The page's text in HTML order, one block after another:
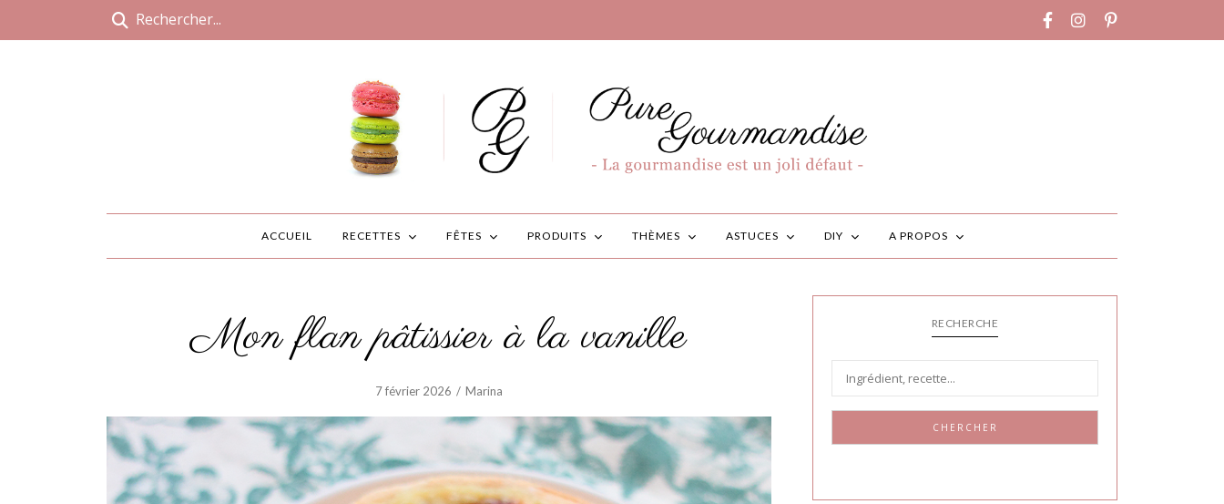
ACCUEIL RECETTES FÊTES PRODUITS THÈMES ASTUCES DIY A PROPOS
Mon flan pâtissier à la vanille
7 février 2026 Marina
RECHERCHE
CHERCHER